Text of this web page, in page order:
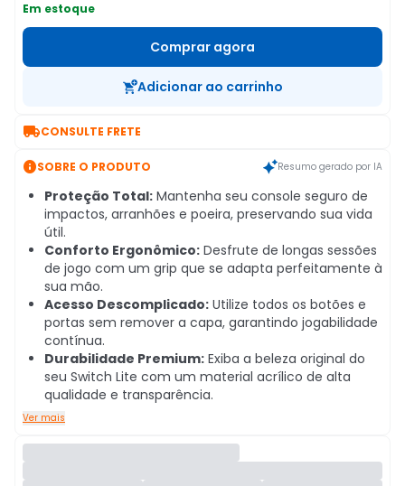
Em estoque
Comprar agora
Adicionar ao carrinho
CONSULTE FRETE
SOBRE O PRODUTO Resumo gerado por IA
Proteção Total: Mantenha seu console seguro de
impactos, arranhões e poeira, preservando sua vida
útil.
Conforto Ergonômico: Desfrute de longas sessões
de jogo com um grip que se adapta perfeitamente à
sua mão.
Acesso Descomplicado: Utilize todos os botões e
portas sem remover a capa, garantindo jogabilidade
contínua.
Durabilidade Premium: Exiba a beleza original do
seu Switch Lite com um material acrílico de alta
qualidade e transparência.
Ver mais